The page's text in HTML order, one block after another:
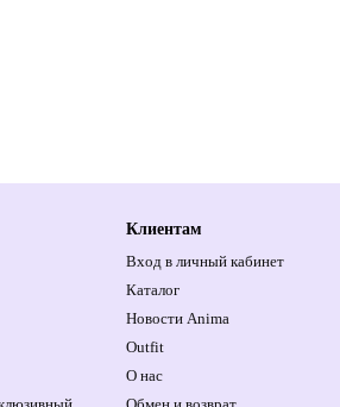
Клиентам
Вход в личный кабинет
Каталог
Новости Anima
Outfit
О нас